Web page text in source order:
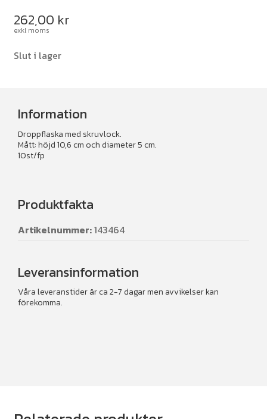
262,00 kr
exkl moms
Slut i lager
Information
Droppflaska med skruvlock.
Mått: höjd 10,6 cm och diameter 5 cm.
10st/fp
Produktfakta
Artikelnummer:143464
Leveransinformation
Våra leveranstider är ca 2-7 dagar men avvikelser kan
förekomma.